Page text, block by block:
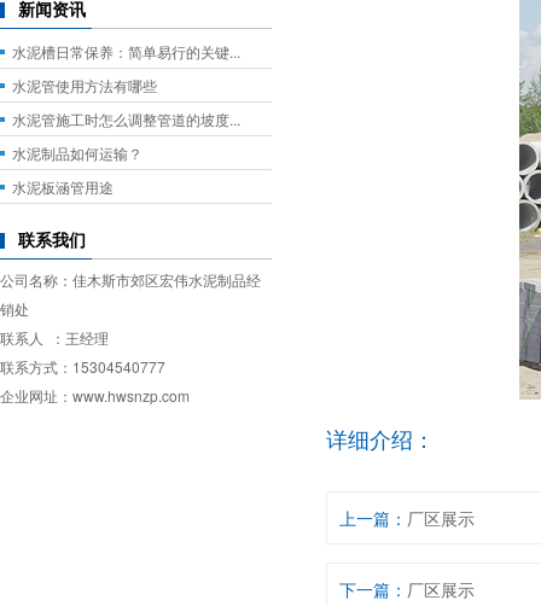
新闻资讯
水泥槽日常保养：简单易行的关键...
水泥管使用方法有哪些
水泥管施工时怎么调整管道的坡度...
水泥制品如何运输？
水泥板涵管用途
联系我们
公司名称：佳木斯市郊区宏伟水泥制品经
销处
联系人 ：王经理
联系方式：15304540777
企业网址：www.hwsnzp.com
详细介绍：
上一篇： 厂区展示
下一篇： 厂区展示